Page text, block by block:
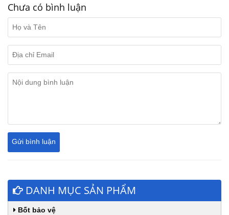
Chưa có bình luận
DANH MỤC SẢN PHẨM
Bốt bảo vệ